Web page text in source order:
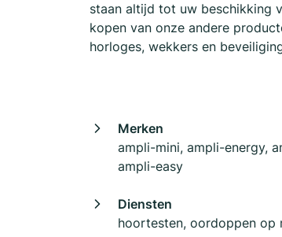
staan altijd tot uw beschikking
kopen van onze andere
horloges, wekkers en
Merken
ampli-mini, ampli-energy,
ampli-easy
Diensten
hoortesten, oordoppen op